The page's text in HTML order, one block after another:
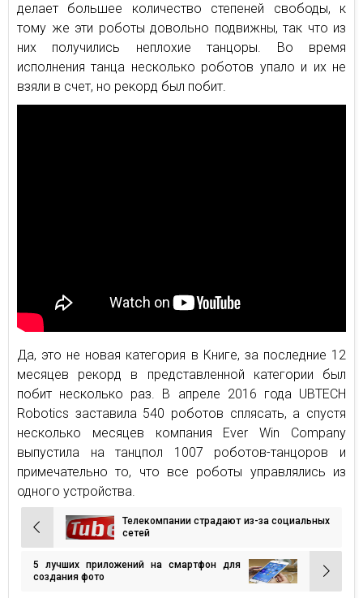
делает большее количество степеней свободы, к
тому же эти роботы довольно подвижны, так что из
них получились неплохие танцоры. Во время
исполнения танца несколько роботов упало и их не
взяли в счет, но рекорд был побит.
Да, это не новая категория в Книге, за последние 12
месяцев рекорд в представленной категории был
побит несколько раз. В апреле 2016 года UBTECH
Robotics заставила 540 роботов сплясать, а спустя
несколько месяцев компания Ever Win Company
выпустила на танцпол 1007 роботов-танцоров и
примечательно то, что все роботы управлялись из
одного устройства.
Навигация
по
записям
Телекомпании страдают из-за социальных
сетей
5 лучших приложений на смартфон для
создания фото